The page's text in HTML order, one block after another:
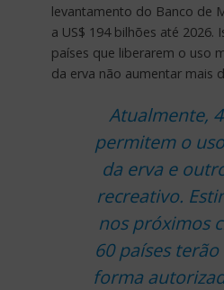
levantamento do Banco de
a US$ 194 bilhões até 2026.
países que liberarem o uso
da erva não aumentar mais
Atualmente,
permitem o
da erva e
recreativo.
nos próximos
60 países
forma